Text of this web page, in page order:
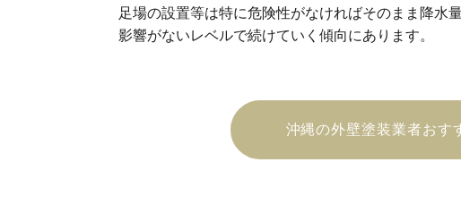
足場の設置等は特に危険性がなければそのまま降水
影響がないレベルで続けていく傾向にあります。
沖縄の外壁塗装業者おす